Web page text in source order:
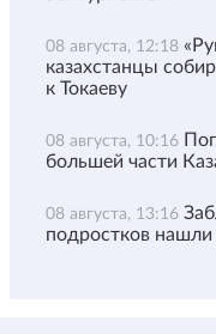
08 августа, 12:18
казахстанцы
к Токаеву
08 августа, 10:16
большей части
08 августа, 13:16
подростков нашли